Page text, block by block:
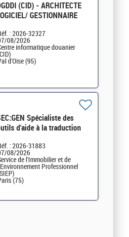
(CID) - ARCHITECTE
GESTIONNAIRE
: 2026-32327
08/2026
informatique douanier
d'Oise (95)
Spécialiste des
d'aide à la traduction
: 2026-31883
08/2026
de l'Immobilier et de
Professionnel
(75)